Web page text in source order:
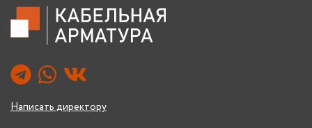
Написать директору